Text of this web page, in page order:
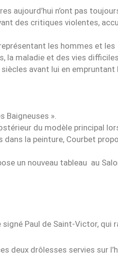
aujourd’hui n’ont pas
des critiques violentes,
les hommes et
la maladie et des vies
avant lui en
Baigneuses ».
du modèle principal
la peinture, Courbet
un nouveau tableau au
Paul de Saint-Victor, qui
deux drôlesses servies sur